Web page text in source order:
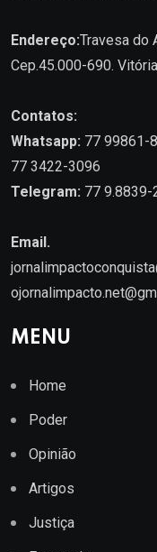
Endereço:Travesa do
Cep.45.000-690.
Contatos:
Whatsapp: 77 99861-
77 3422-3096
Telegram: 77 9.8839-
Email.
MENU
Home
Poder
Opinião
Artigos
Justiça